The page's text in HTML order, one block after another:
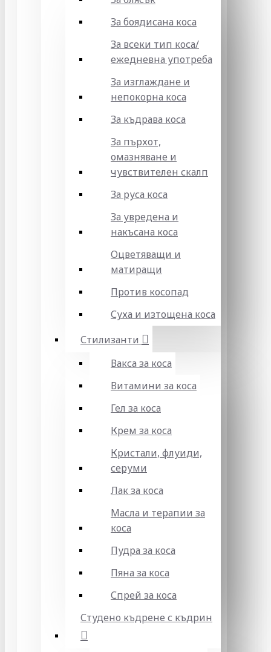
За боядисана коса
За всеки тип коса/
ежедневна употреба
За изглаждане и
непокорна коса
За къдрава коса
За пърхот,
омазняване и
чувствителен скалп
За руса коса
За увредена и
накъсана коса
Оцветяващи и
матиращи
Против косопад
Суха и изтощена коса
Стилизанти
Вакса за коса
Витамини за коса
Гел за коса
Крем за коса
Кристали, флуиди,
серуми
Лак за коса
Масла и терапии за
коса
Пудра за коса
Пяна за коса
Спрей за коса
Студено къдрене с къдрин